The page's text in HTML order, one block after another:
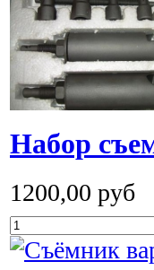
Набор
1200,00 руб